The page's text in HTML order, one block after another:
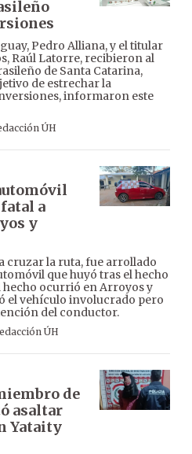
Pedro Alliana, y el titular
Raúl Latorre, recibieron al
de Santa Catarina,
de estrechar la
informaron este
ÚH
a
y
cruzar la ruta, fue arrollado
que huyó tras el hecho
hecho ocurrió en Arroyos y
el vehículo involucrado pero
del conductor.
ÚH
de
asaltar
Yataity